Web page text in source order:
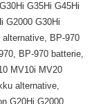
G35Hi G45Hi
G2000 G30Hi
BP-970
BP-970 batterie,
MV10i MV20
alternative,
G20Hi G2000